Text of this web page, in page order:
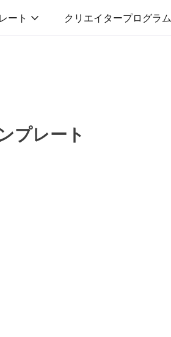
ート クリエイタープログラム
プレート